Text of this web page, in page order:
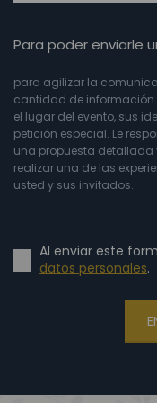
Para poder enviarle
para agilizar la
cantidad de información
el lugar del evento, sus
petición especial. Le
una propuesta detallada
realizar una de las
usted y sus invitados.
Al enviar este
datos personales.